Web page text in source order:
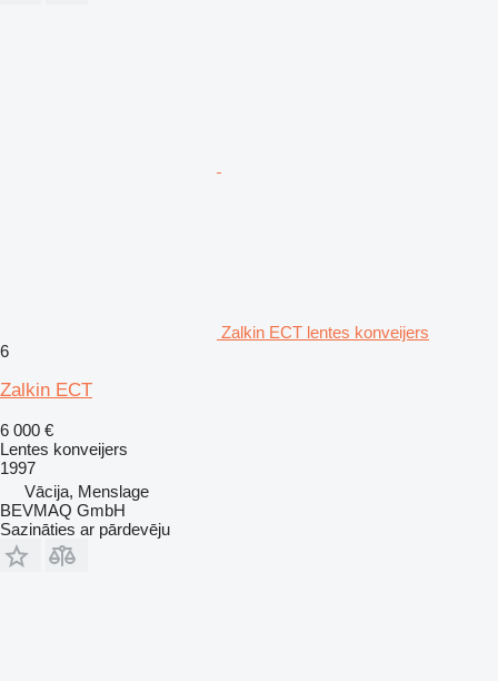
Zalkin ECT lentes konveijers
6
Zalkin ECT
6 000 €
Lentes konveijers
1997
Vācija, Menslage
BEVMAQ GmbH
Sazināties ar pārdevēju